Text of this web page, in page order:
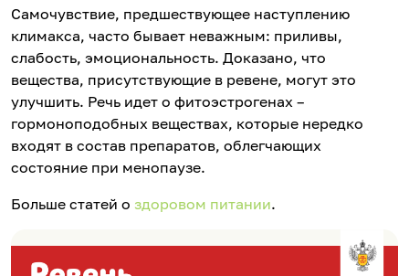
Самочувствие, предшествующее наступлению
климакса, часто бывает неважным: приливы,
слабость, эмоциональность. Доказано, что
вещества, присутствующие в ревене, могут это
улучшить. Речь идет о фитоэстрогенах –
гормоноподобных веществах, которые нередко
входят в состав препаратов, облегчающих
состояние при менопаузе.
Больше статей о здоровом питании.